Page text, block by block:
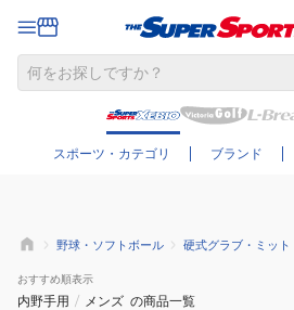
スポーツ・カテゴリ ブランド
さらに絞り込む
野球・ソフトボール 硬式グラブ・ミット
おすすめ順表示
内野手用 / メンズ の商品一覧